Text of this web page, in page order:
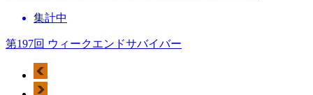
集計中
第197回 ウィークエンドサバイバー